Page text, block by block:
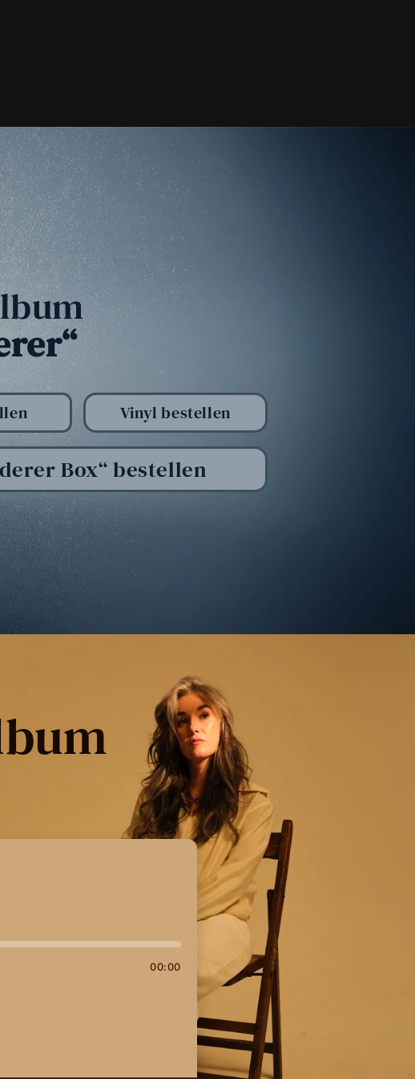
Vinyl bestellen
Box“ bestellen
00:00